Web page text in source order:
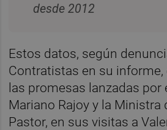
desde 2012
Estos datos, según
Contratistas en su informe,
las promesas lanzadas por
Mariano Rajoy y la Ministra
Pastor, en sus visitas a